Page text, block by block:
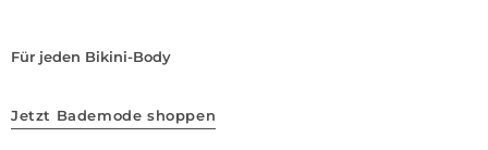
Für jeden Bikini-Body
Jetzt Bademode shoppen